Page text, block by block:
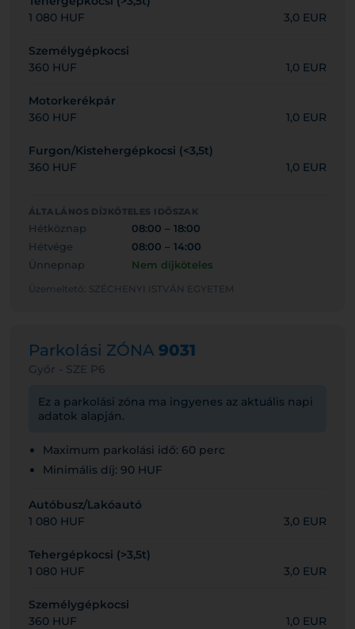
1 080 HUF
3,0 EUR
Személygépkocsi
360 HUF
1,0 EUR
Motorkerékpár
360 HUF
1,0 EUR
Furgon/Kistehergépkocsi (<3,5t)
360 HUF
1,0 EUR
ÁLTALÁNOS DÍJKÖTELES IDŐSZAK
Hétköznap
08:00 – 18:00
Hétvége
08:00 – 14:00
Ünnepnap
Nem díjköteles
Üzemeltető: SZÉCHENYI ISTVÁN EGYETEM
Parkolási ZÓNA 9031
Győr - SZE P6
Ez a parkolási zóna ma ingyenes az aktuális napi
adatok alapján.
Maximum parkolási idő: 60 perc
Minimális díj: 90 HUF
Autóbusz/Lakóautó
1 080 HUF
3,0 EUR
Tehergépkocsi (>3,5t)
1 080 HUF
3,0 EUR
Személygépkocsi
360 HUF
1,0 EUR